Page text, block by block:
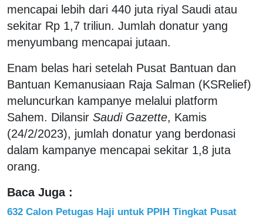
mencapai lebih dari 440 juta riyal Saudi atau
sekitar Rp 1,7 triliun. Jumlah donatur yang
menyumbang mencapai jutaan.
Enam belas hari setelah Pusat Bantuan dan
Bantuan Kemanusiaan Raja Salman (KSRelief)
meluncurkan kampanye melalui platform
Sahem. Dilansir Saudi Gazette, Kamis
(24/2/2023), jumlah donatur yang berdonasi
dalam kampanye mencapai sekitar 1,8 juta
orang.
Baca Juga :
632 Calon Petugas Haji untuk PPIH Tingkat Pusat